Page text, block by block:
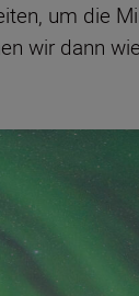
um die
wir dann